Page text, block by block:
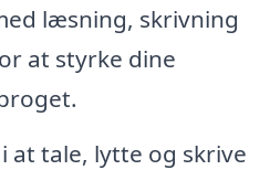
læsning, skrivning
at styrke dine
at tale, lytte og skrive